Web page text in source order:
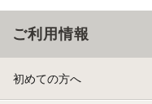
ご利用情報
初めての方へ